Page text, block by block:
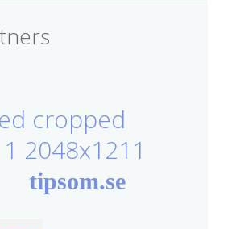
tipsom.se